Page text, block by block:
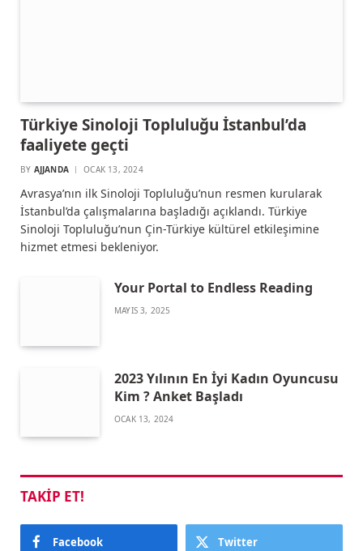
Türkiye Sinoloji Topluluğu İstanbul’da
faaliyete geçti
BY AJJANDA OCAK 13, 2024
Avrasya’nın ilk Sinoloji Topluluğu’nun resmen kurularak
İstanbul’da çalışmalarına başladığı açıklandı. Türkiye
Sinoloji Topluluğu’nun Çin-Türkiye kültürel etkileşimine
hizmet etmesi bekleniyor.
Your Portal to Endless Reading
MAYIS 3, 2025
2023 Yılının En İyi Kadın Oyuncusu
Kim ? Anket Başladı
OCAK 13, 2024
TAKIP ET!
Facebook Twitter